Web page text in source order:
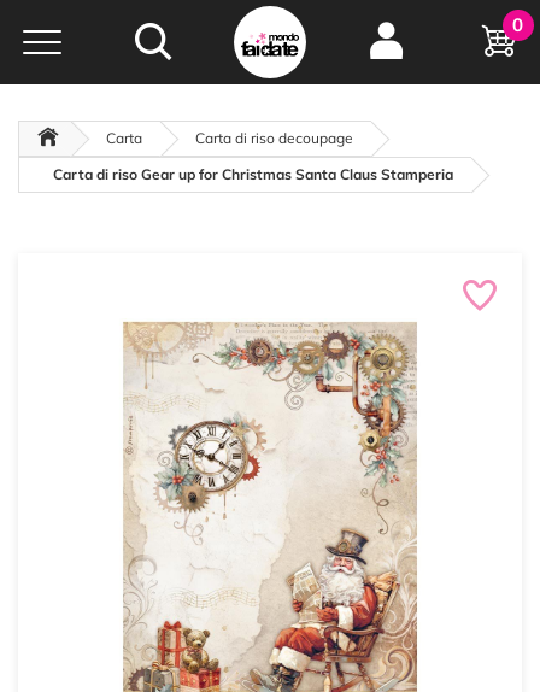
Hobby e
creatività...
oltre 15 anni online
0
Carta
Carta di riso decoupage
Carta di riso Gear up for Christmas Santa Claus Stamperia